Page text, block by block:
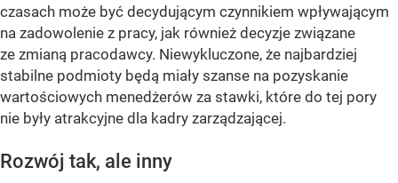
czasach może być decydującym czynnikiem wpływającym
na zadowolenie z pracy, jak również decyzje związane
ze zmianą pracodawcy. Niewykluczone, że najbardziej
stabilne podmioty będą miały szanse na pozyskanie
wartościowych menedżerów za stawki, które do tej pory
nie były atrakcyjne dla kadry zarządzającej.
Rozwój tak, ale inny